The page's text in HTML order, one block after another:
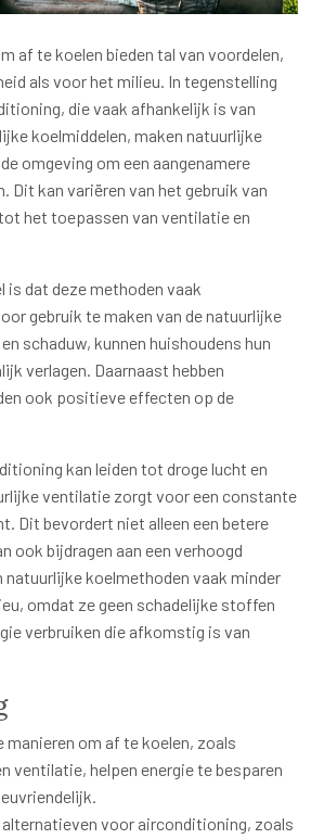
af te koelen bieden tal van voordelen,
als voor het milieu. In tegenstelling
die vaak afhankelijk is van
koelmiddelen, maken natuurlijke
omgeving om een aangenamere
Dit kan variëren van het gebruik van
het toepassen van ventilatie en
is dat deze methoden vaak
gebruik te maken van de natuurlijke
schaduw, kunnen huishoudens hun
verlagen. Daarnaast hebben
ook positieve effecten op de
kan leiden tot droge lucht en
ventilatie zorgt voor een constante
Dit bevordert niet alleen een betere
ook bijdragen aan een verhoogd
koelmethoden vaak minder
omdat ze geen schadelijke stoffen
verbruiken die afkomstig is van
manieren om af te koelen, zoals
ventilatie, helpen energie te besparen
alternatieven voor airconditioning, zoals